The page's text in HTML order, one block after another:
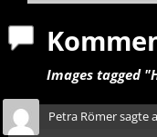
Images tagged
Petra Römersagte